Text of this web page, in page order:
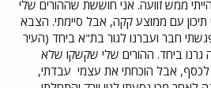
ממש זוועה. אני חוששת שההורים שלי
תיכון עם ממוצע קקה, אבל סיימתי. הצבא
חבר ועברנו לגור בת"א ביחד (העיר
גרנו ביחד. ההורים שלי שקשקו שלא
אבל הוכחתי את עצמי עבדתי,